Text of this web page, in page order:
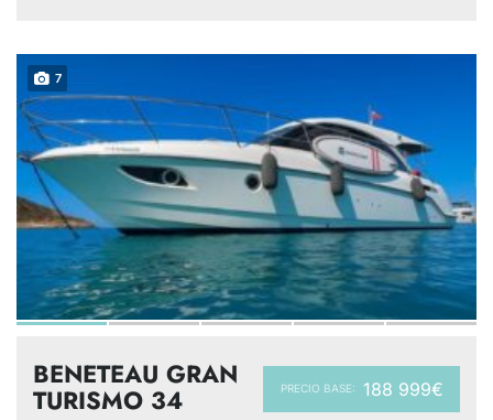
7
PRECIO BASE: 188 999€
BENETEAU GRAN
TURISMO 34